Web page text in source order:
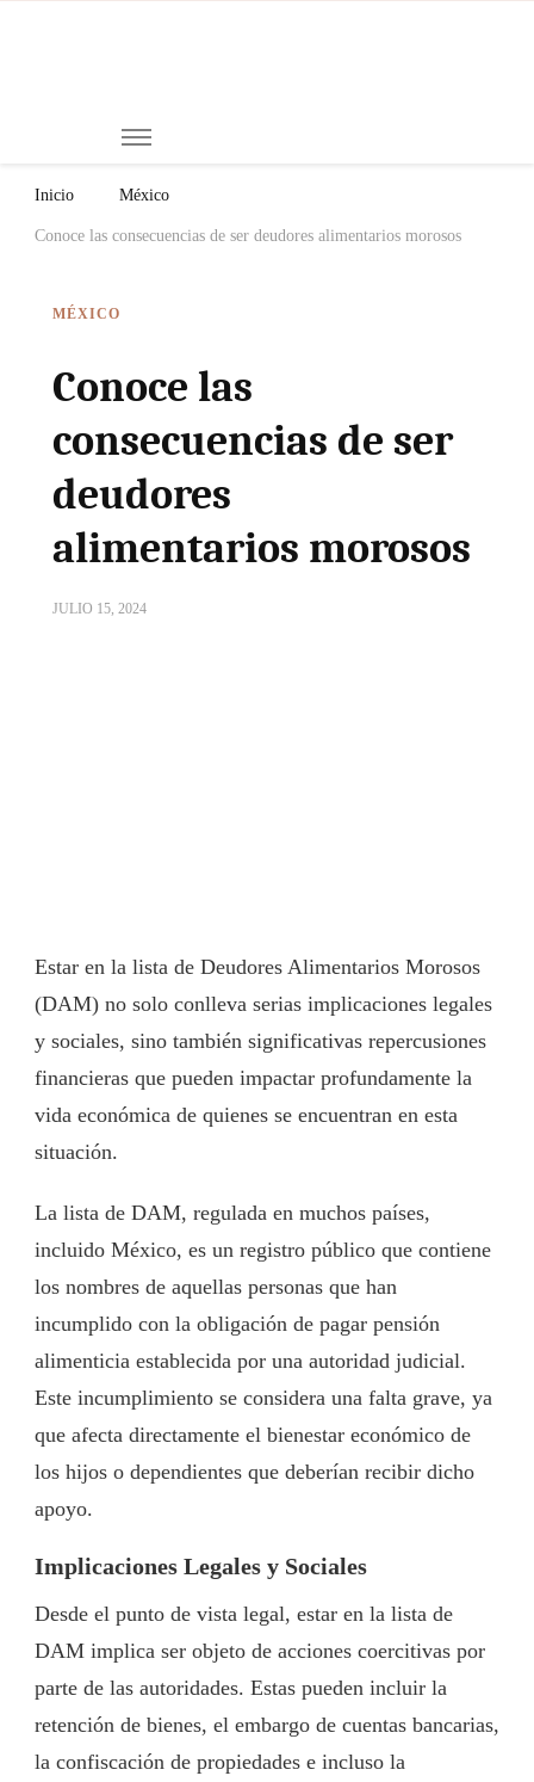
Inicio México
Conoce las consecuencias de ser deudores alimentarios morosos
MÉXICO
Conoce las
consecuencias de ser
deudores
alimentarios morosos
JULIO 15, 2024
Estar en la lista de Deudores Alimentarios Morosos
(DAM) no solo conlleva serias implicaciones legales
y sociales, sino también significativas repercusiones
financieras que pueden impactar profundamente la
vida económica de quienes se encuentran en esta
situación.
La lista de DAM, regulada en muchos países,
incluido México, es un registro público que contiene
los nombres de aquellas personas que han
incumplido con la obligación de pagar pensión
alimenticia establecida por una autoridad judicial.
Este incumplimiento se considera una falta grave, ya
que afecta directamente el bienestar económico de
los hijos o dependientes que deberían recibir dicho
apoyo.
Implicaciones Legales y Sociales
Desde el punto de vista legal, estar en la lista de
DAM implica ser objeto de acciones coercitivas por
parte de las autoridades. Estas pueden incluir la
retención de bienes, el embargo de cuentas bancarias,
la confiscación de propiedades e incluso la